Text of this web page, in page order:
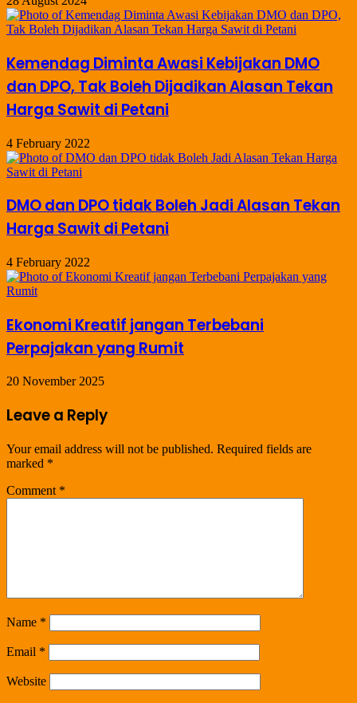
Kemendag Diminta Awasi Kebijakan DMO
dan DPO, Tak Boleh Dijadikan Alasan Tekan
Harga Sawit di Petani
4 February 2022
DMO dan DPO tidak Boleh Jadi Alasan Tekan
Harga Sawit di Petani
4 February 2022
Ekonomi Kreatif jangan Terbebani
Perpajakan yang Rumit
20 November 2025
Leave a Reply
Your email address will not be published. Required fields are
marked *
Comment *
Name *
Email *
Website